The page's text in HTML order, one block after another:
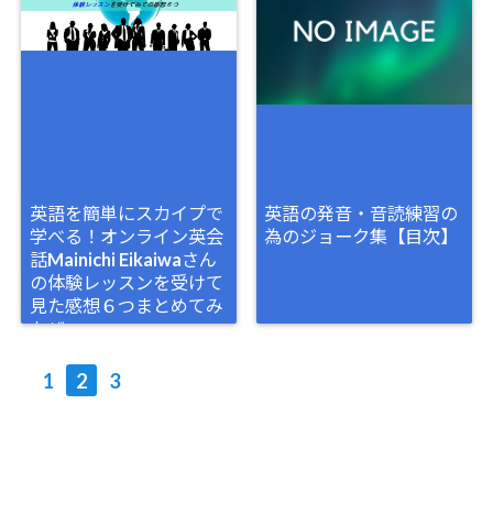
英語を簡単にスカイプで
学べる！オンライン英会
話Mainichi Eikaiwaさん
の体験レッスンを受けて
見た感想６つまとめてみ
たぜ
英語の発音・音読練習の
為のジョーク集【目次】
1 2 3